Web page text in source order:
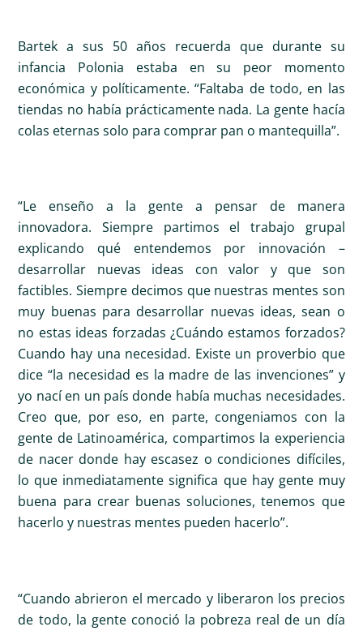
Bartek a sus 50 años recuerda que durante su
infancia Polonia estaba en su peor momento
económica y políticamente. “Faltaba de todo, en las
tiendas no había prácticamente nada. La gente hacía
colas eternas solo para comprar pan o mantequilla”.
“Le enseño a la gente a pensar de manera
innovadora. Siempre partimos el trabajo grupal
explicando qué entendemos por innovación –
desarrollar nuevas ideas con valor y que son
factibles. Siempre decimos que nuestras mentes son
muy buenas para desarrollar nuevas ideas, sean o
no estas ideas forzadas ¿Cuándo estamos forzados?
Cuando hay una necesidad. Existe un proverbio que
dice “la necesidad es la madre de las invenciones” y
yo nací en un país donde había muchas necesidades.
Creo que, por eso, en parte, congeniamos con la
gente de Latinoamérica, compartimos la experiencia
de nacer donde hay escasez o condiciones difíciles,
lo que inmediatamente significa que hay gente muy
buena para crear buenas soluciones, tenemos que
hacerlo y nuestras mentes pueden hacerlo”.
“Cuando abrieron el mercado y liberaron los precios
de todo, la gente conoció la pobreza real de un día